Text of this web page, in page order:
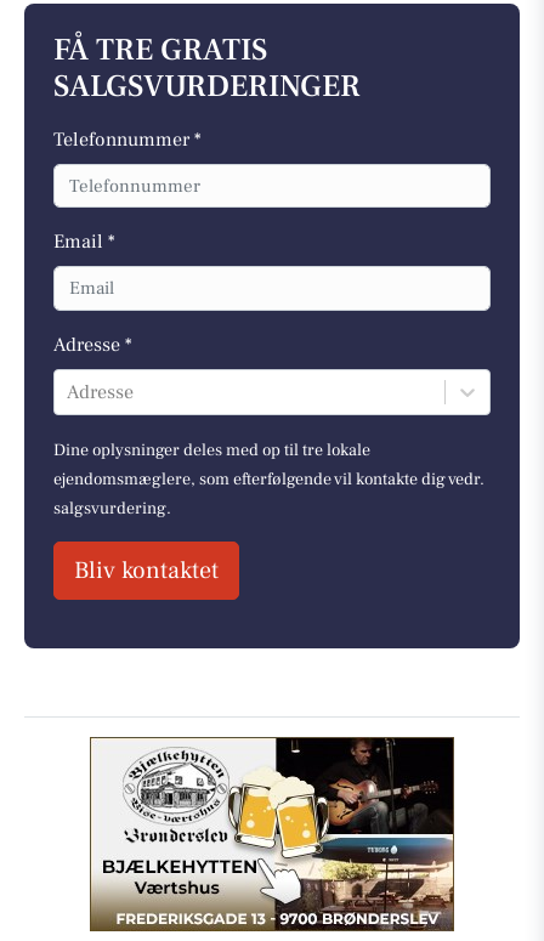
FÅ TRE GRATIS
SALGSVURDERINGER
Telefonnummer *
Email *
Adresse *
Adresse
Dine oplysninger deles med op til tre lokale
ejendomsmæglere, som efterfølgende vil kontakte dig vedr.
salgsvurdering.
Bliv kontaktet